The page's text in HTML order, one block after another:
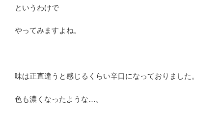
というわけで
やってみますよね。
味は正直違うと感じるくらい辛口になっておりました。
色も濃くなったような…。